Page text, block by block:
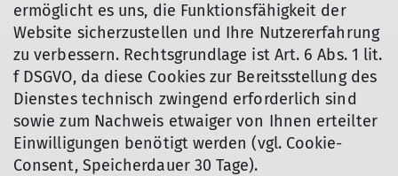
ermöglicht es uns, die Funktionsfähigkeit der
Website sicherzustellen und Ihre Nutzererfahrung
zu verbessern. Rechtsgrundlage ist Art. 6 Abs. 1 lit.
f DSGVO, da diese Cookies zur Bereitsstellung des
Dienstes technisch zwingend erforderlich sind
sowie zum Nachweis etwaiger von Ihnen erteilter
Einwilligungen benötigt werden (vgl. Cookie-
Consent, Speicherdauer 30 Tage).